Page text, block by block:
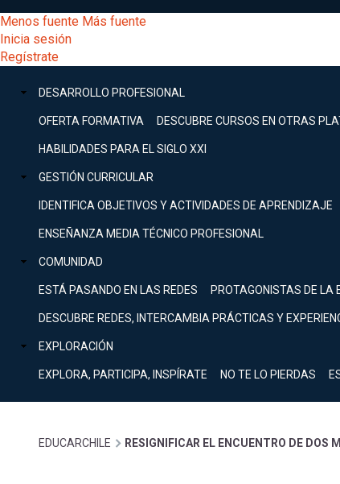
al
contenido
principal
[Educarchile
Escritorio]
Menú
entrar
mi
cuenta
Menos fuente Más fuente
Inicia sesión
Regístrate
Menú
principal
DESARROLLO PROFESIONAL
OFERTA FORMATIVA DESCUBRE CURSOS EN OTRAS
HABILIDADES PARA EL SIGLO XXI
GESTIÓN CURRICULAR
IDENTIFICA OBJETIVOS Y ACTIVIDADES DE APRENDIZAJE
ENSEÑANZA MEDIA TÉCNICO PROFESIONAL
COMUNIDAD
ESTÁ PASANDO EN LAS REDES PROTAGONISTAS DE LA
DESCUBRE REDES, INTERCAMBIA PRÁCTICAS Y
EXPLORACIÓN
EXPLORA, PARTICIPA, INSPÍRATE NO TE LO PIERDAS
Buscar
Menú
principal
DESARROLLO
Expand
GESTIÓN
Expand
COMUNIDAD
Expand
EXPLORACIÓN
[Educarchile
Mobile]
Menú
Inicia
Sobrescribir
EDUCARCHILE RESIGNIFICAR EL ENCUENTRO DE